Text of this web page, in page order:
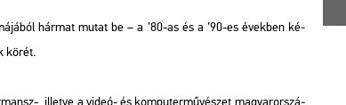
hár­mat mutat be – a ’80-as és a ’90-es évek­ben ké­
körét.